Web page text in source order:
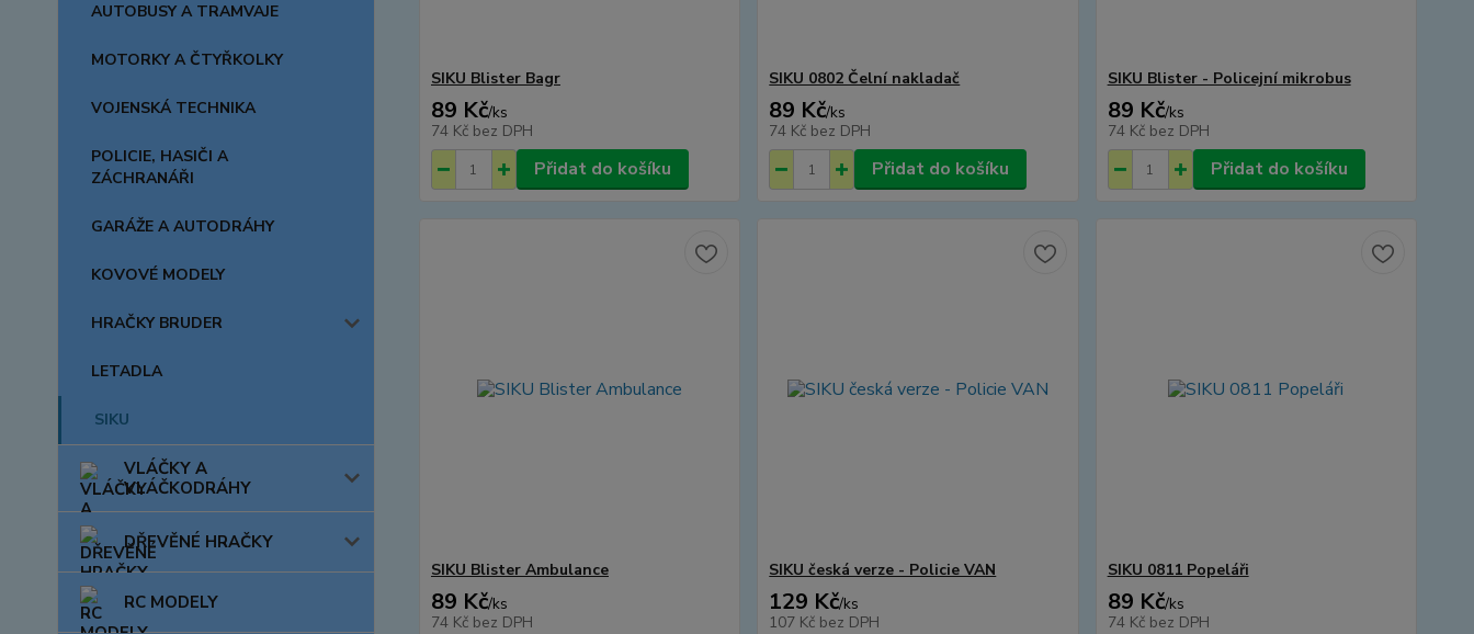
AUTOBUSY A TRAMVAJE
MOTORKY A ČTYŘKOLKY
VOJENSKÁ TECHNIKA
POLICIE, HASIČI A
ZÁCHRANÁŘI
GARÁŽE A AUTODRÁHY
KOVOVÉ MODELY
HRAČKY BRUDER
LETADLA
SIKU
VLÁČKY A
VLÁČKODRÁHY
DŘEVĚNÉ HRAČKY
RC MODELY
SIKU Blister Bagr
89 Kč/ks
74 Kč bez DPH
Přidat do košíku
SIKU 0802 Čelní nakladač
89 Kč/ks
74 Kč bez DPH
Přidat do košíku
SIKU Blister - Policejní mikrobus
89 Kč/ks
74 Kč bez DPH
Přidat do košíku
SIKU Blister Ambulance
89 Kč/ks
74 Kč bez DPH
SIKU česká verze - Policie VAN
129 Kč/ks
107 Kč bez DPH
SIKU 0811 Popeláři
89 Kč/ks
74 Kč bez DPH